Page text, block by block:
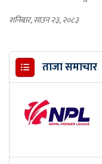
शनिबार, साउन २३, २०८३
ताजा समाचार